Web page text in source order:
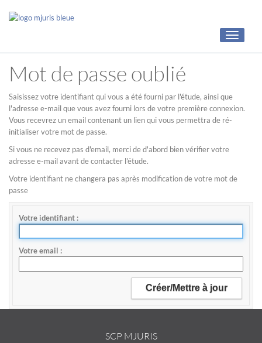
Toggle
Mot de passe oublié
Saisissez votre identifiant qui vous a été fourni par l'étude, ainsi que
l'adresse e-mail que vous avez fourni lors de votre première connexion.
Vous recevrez un email contenant un lien qui vous permettra de ré-
initialiser votre mot de passe.
Si vous ne recevez pas d'email, merci de d'abord bien vérifier votre
adresse e-mail avant de contacter l'étude.
Votre identifiant ne changera pas après modification de votre mot de
passe
Votre identifiant
Votre email
SCP MJURIS